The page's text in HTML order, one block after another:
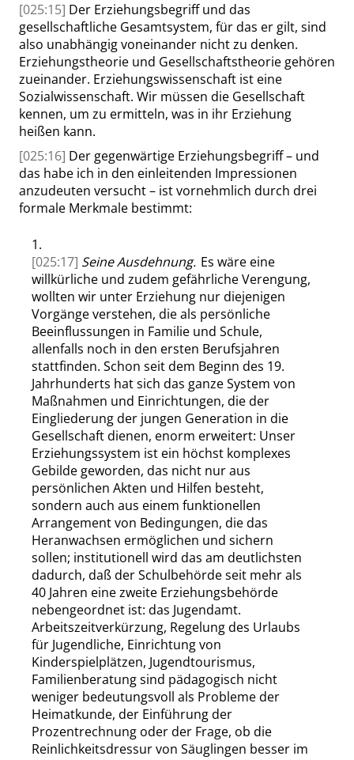
[025:15] Der Erziehungsbegriff und das
gesellschaftliche Gesamtsystem, für das er gilt, sind
also unabhängig voneinander nicht zu denken.
Erziehungstheorie und Gesellschaftstheorie gehören
zueinander. Erziehungswissenschaft ist eine
Sozialwissenschaft. Wir müssen die Gesellschaft
kennen, um zu ermitteln, was in ihr Erziehung
heißen kann.
[025:16] Der gegenwärtige Erziehungsbegriff – und
das habe ich in den einleitenden Impressionen
anzudeuten versucht – ist vornehmlich durch drei
formale Merkmale bestimmt:
1.
[025:17] Seine Ausdehnung. Es wäre eine
willkürliche und zudem gefährliche Verengung,
wollten wir unter Erziehung nur diejenigen
Vorgänge verstehen, die als persönliche
Beeinflussungen in Familie und Schule,
allenfalls noch in den ersten Berufsjahren
stattfinden. Schon seit dem Beginn des 19.
Jahrhunderts hat sich das ganze System von
Maßnahmen und Einrichtungen, die der
Eingliederung der jungen Generation in die
Gesellschaft dienen, enorm erweitert: Unser
Erziehungssystem ist ein höchst komplexes
Gebilde geworden, das nicht nur aus
persönlichen Akten und Hilfen besteht,
sondern auch aus einem funktionellen
Arrangement von Bedingungen, die das
Heranwachsen ermöglichen und sichern
sollen; institutionell wird das am deutlichsten
dadurch, daß der Schulbehörde seit mehr als
40 Jahren eine zweite Erziehungsbehörde
nebengeordnet ist: das Jugendamt.
Arbeitszeitverkürzung, Regelung des Urlaubs
für Jugendliche, Einrichtung von
Kinderspielplätzen, Jugendtourismus,
Familienberatung sind pädagogisch nicht
weniger bedeutungsvoll als Probleme der
Heimatkunde, der Einführung der
Prozentrechnung oder der Frage, ob die
Reinlichkeitsdressur von Säuglingen besser im